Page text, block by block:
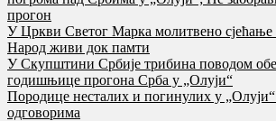
прогон
У Цркви Светог Марка молитвено сјећање
Народ живи док памти
У Скупштини Србије трибина поводом
годишњице прогона Срба у „Олуји“
Породице несталих и погинулих у „Олуји“
одговорима